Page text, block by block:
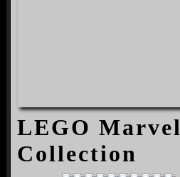
LEGO Marvel
Collection